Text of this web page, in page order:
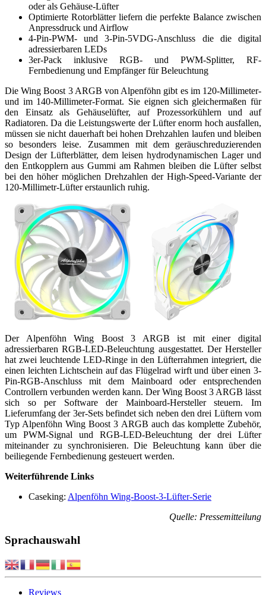
oder als Gehäuse-Lüfter
Optimierte Rotorblätter liefern die perfekte Balance zwischen
Anpressdruck und Airflow
4-Pin-PWM- und 3-Pin-5VDG-Anschluss die die digital
adressierbaren LEDs
3er-Pack inklusive RGB- und PWM-Splitter, RF-
Fernbedienung und Empfänger für Beleuchtung
Die Wing Boost 3 ARGB von Alpenföhn gibt es im 120-Millimeter-
und im 140-Millimeter-Format. Sie eignen sich gleichermaßen für
den Einsatz als Gehäuselüfter, auf Prozessorkühlern und auf
Radiatoren. Da die Leistungswerte der Lüfter enorm hoch ausfallen,
müssen sie nicht dauerhaft bei hohen Drehzahlen laufen und bleiben
so besonders leise. Zusammen mit dem geräuschreduzierenden
Design der Lüfterblätter, dem leisen hydrodynamischen Lager und
den Entkopplern aus Gummi am Rahmen bleiben die Lüfter selbst
bei den höher möglichen Drehzahlen der High-Speed-Variante der
120-Millimetr-Lüfter erstaunlich ruhig.
Der Alpenföhn Wing Boost 3 ARGB ist mit einer digital
adressierbaren RGB-LED-Beleuchtung ausgestattet. Der Hersteller
hat zwei leuchtende LED-Ringe in den Lüfterrahmen integriert, die
einen leichten Lichtschein auf das Flügelrad wirft und über einen 3-
Pin-RGB-Anschluss mit dem Mainboard oder entsprechenden
Controllern verbunden werden kann. Der Wing Boost 3 ARGB lässt
sich so per Software der Mainboard-Hersteller steuern. Im
Lieferumfang der 3er-Sets befindet sich neben den drei Lüftern vom
Typ Alpenföhn Wing Boost 3 ARGB auch das komplette Zubehör,
um PWM-Signal und RGB-LED-Beleuchtung der drei Lüfter
miteinander zu synchronisieren. Die Beleuchtung kann über die
beiliegende Fernbedienung gesteuert werden.
Weiterführende Links
Caseking: Alpenföhn Wing-Boost-3-Lüfter-Serie
Quelle: Pressemitteilung
Sprachauswahl
Reviews